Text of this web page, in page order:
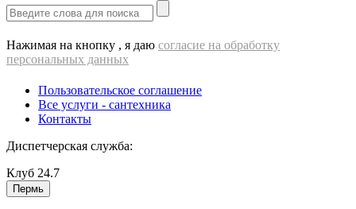
Нажимая на кнопку , я даю согласие на обработку
персональных данных
Пользовательское соглашение
Все услуги - cантехника
Контакты
Диспетчерская служба:
Клуб 24.7
Пермь